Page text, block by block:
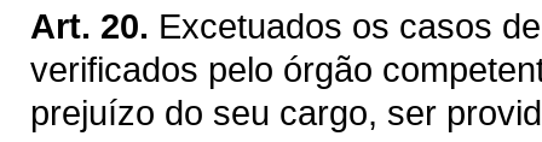
Art. 20. Excetuados os casos
verificados pelo órgão
prejuízo do seu cargo, ser